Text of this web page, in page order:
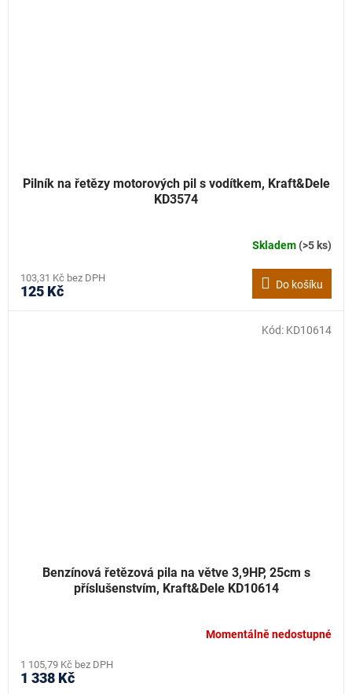
Pilník na řetězy motorových pil s vodítkem, Kraft&Dele
KD3574
Skladem(>5 ks)
103,31 Kč bez DPH
125 Kč Do košíku
Benzínová řetězová pila na větve 3,9HP, 25cm s
příslušenstvím, Kraft&Dele KD10614
Momentálně nedostupné
1 105,79 Kč bez DPH
1 338 Kč
Kód: KD10614